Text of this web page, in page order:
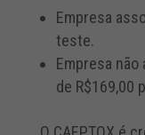
Empresa
teste.
Empresa não
de R$169,00